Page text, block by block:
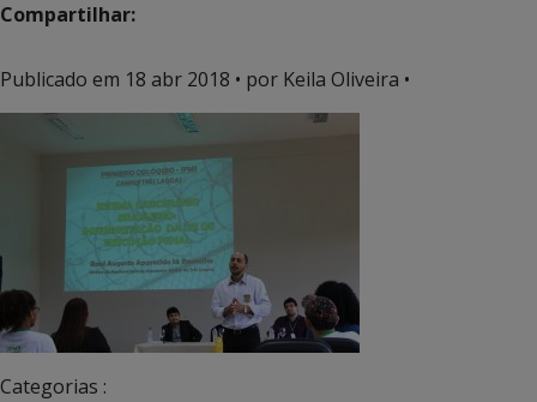
Compartilhar:
Publicado em 18 abr 2018 • por Keila Oliveira •
Categorias :